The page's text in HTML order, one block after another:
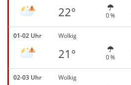
22° 0 %
01-02 Uhr Wolkig
21° 0 %
02-03 Uhr Wolkig